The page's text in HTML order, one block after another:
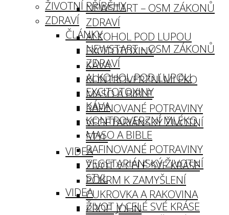
NEWSTART – OSM ZÁKONŮ
ZDRAVÍ
ALKOHOL POD LUPOU
EXCITOTOXINY
KÁVA
KONTROVERZNÍ MLÉKO
MASO A BIBLE
RAFINOVANÉ POTRAVINY
VEGETARIÁNSKÝ ŽIVOTNÍ
STYL
VIDEA
ŽIVOT V CELÉ SVÉ KRÁSE
POKRM K ZAMYŠLENÍ
CUKROVKA A RAKOVINA
PROF. JOHN
ŽIVOTNÍ PŘÍBĚHY
ZDRAVÍ
ČLÁNKY
NEWSTART – OSM ZÁKONŮ
ZDRAVÍ
ALKOHOL POD LUPOU
EXCITOTOXINY
KÁVA
KONTROVERZNÍ MLÉKO
MASO A BIBLE
RAFINOVANÉ POTRAVINY
VEGETARIÁNSKÝ ŽIVOTNÍ
STYL
VIDEA
ŽIVOT V CELÉ SVÉ KRÁSE